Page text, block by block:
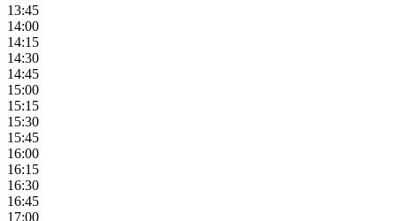
13:45
14:00
14:15
14:30
14:45
15:00
15:15
15:30
15:45
16:00
16:15
16:30
16:45
17:00